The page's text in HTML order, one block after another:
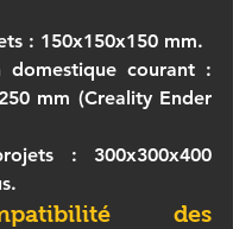
: 150x150x150 mm.
domestique courant :
mm (Creality Ender
: 300x300x400
des